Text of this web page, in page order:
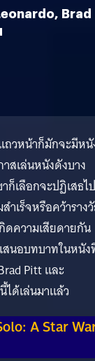
Brad
วหน้าก็มักจะมีห
สเล่นหนังดังบาง
าก็เลือกจะปฏิเสธไป
ำเร็จหรือคว้าราง
ดความเสียดายกัน
สนอบทบาทในหนั
Pitt และ
ด้เล่นมาแล้ว
A Star